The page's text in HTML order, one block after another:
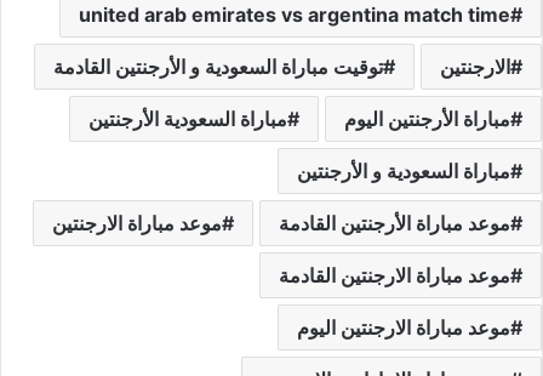
united arab emirates vs argentina match time
الارجنتين توقيت مباراة السعودية و الأرجنتين القادمة
مباراة الأرجنتين اليوم مباراة السعودية الأرجنتين
مباراة السعودية و الأرجنتين
موعد مباراة الأرجنتين القادمة موعد مباراة الارجنتين
موعد مباراة الارجنتين القادمة
موعد مباراة الارجنتين اليوم